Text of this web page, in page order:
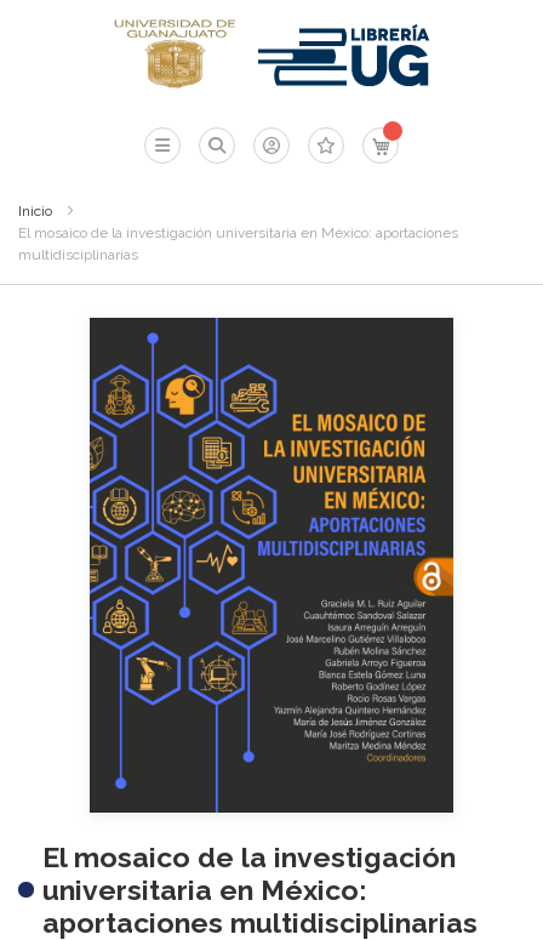
Mi carrito
Inicio
El mosaico de la investigación universitaria en México: aportaciones
multidisciplinarias
El mosaico de la investigación
universitaria en México:
aportaciones multidisciplinarias